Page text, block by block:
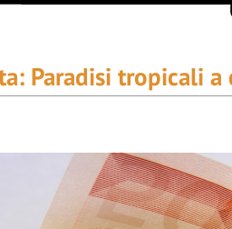
Paradisi tropicali